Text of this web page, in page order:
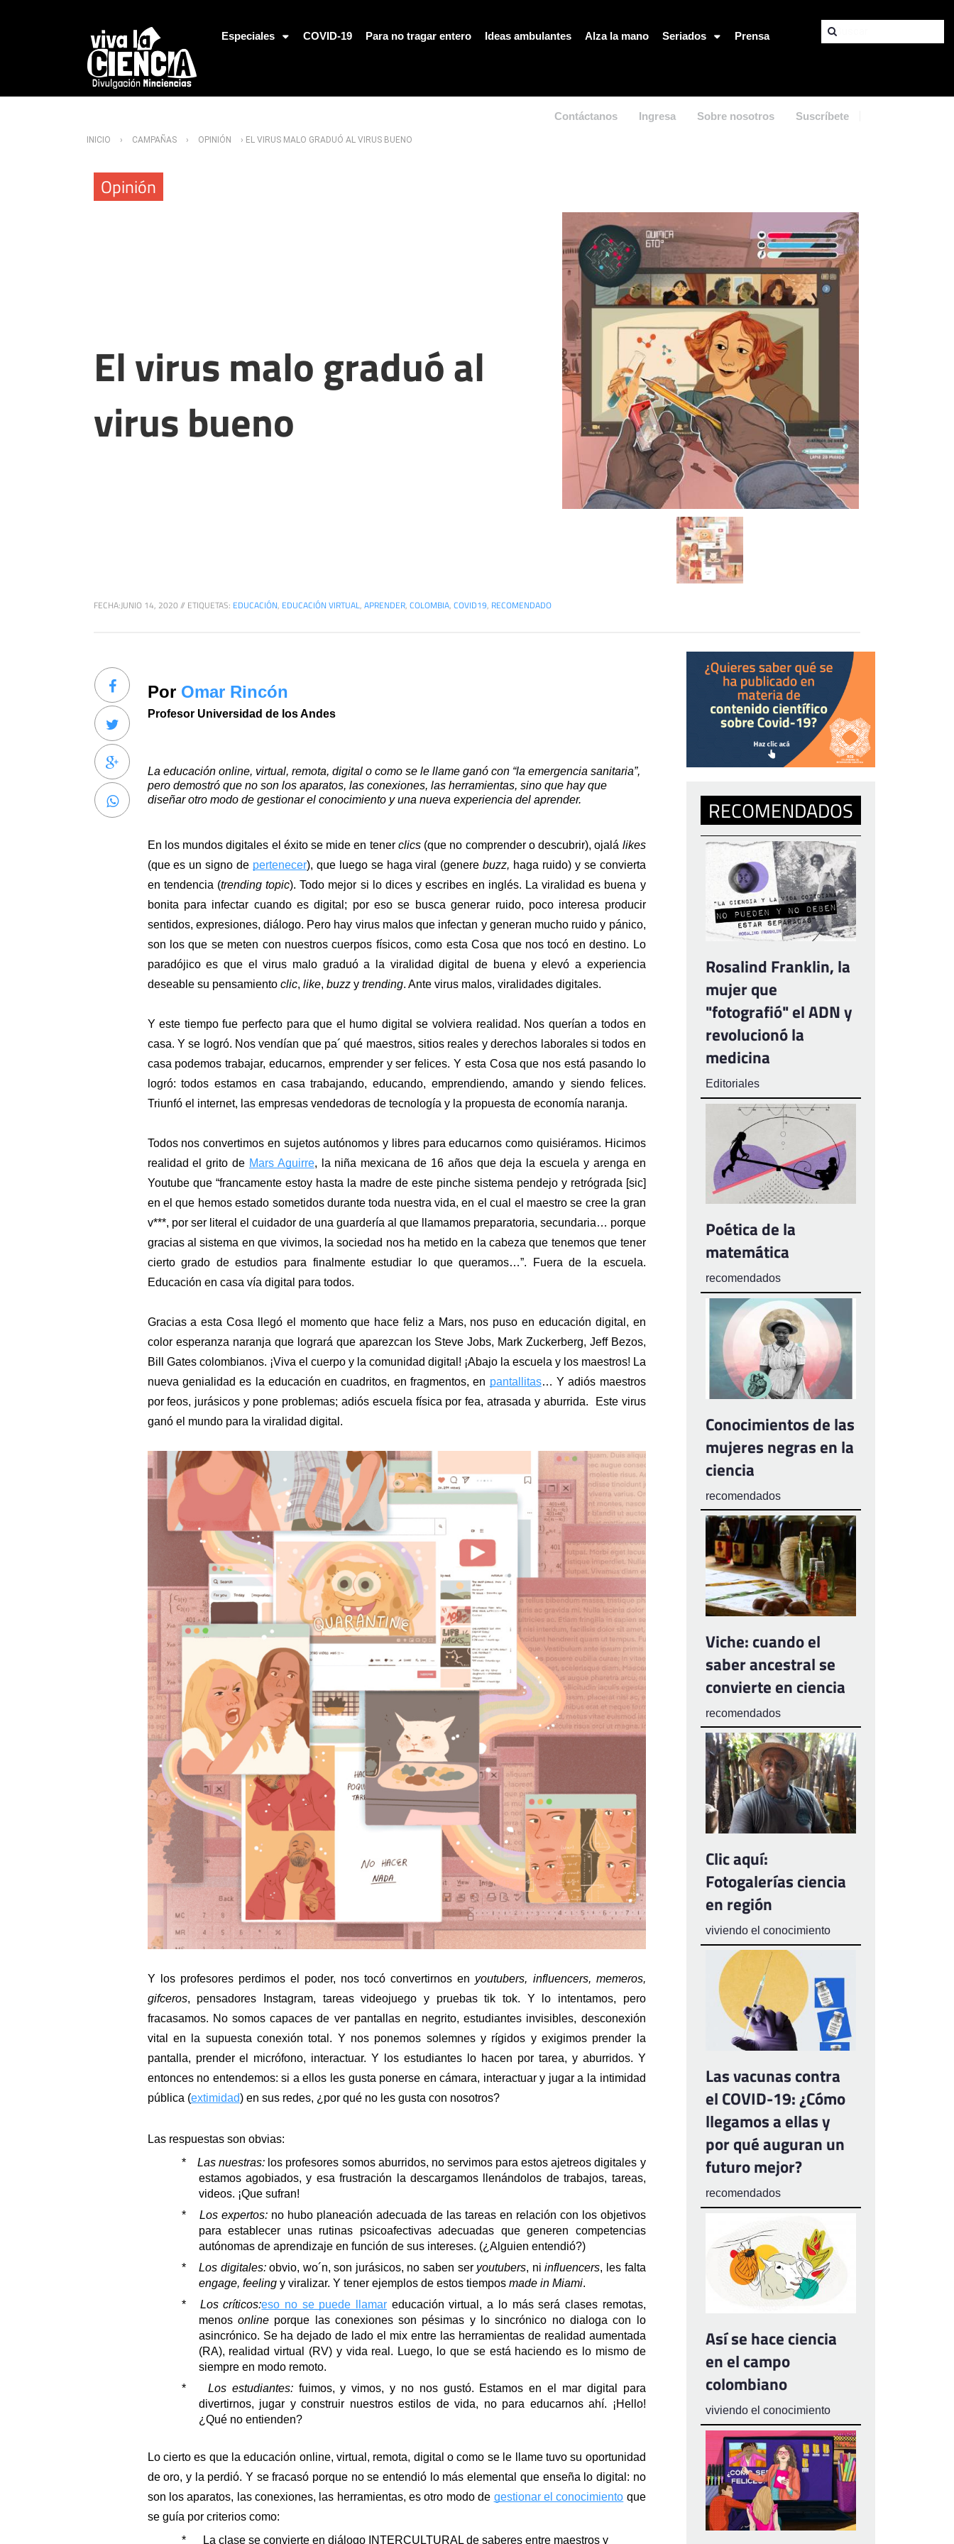
Especiales COVID-19 Para no tragar entero Ideas ambulantes Alza la mano Seriados Prensa
Contáctanos Ingresa Sobre nosotros Suscríbete
Usted está aquí
INICIO › CAMPAÑAS › OPINIÓN › EL VIRUS MALO GRADUÓ AL VIRUS BUENO
Opinión
El virus malo graduó al
virus bueno
FECHA:JUNIO 14, 2020 // ETIQUETAS: EDUCACIÓN, EDUCACIÓN VIRTUAL, APRENDER, COLOMBIA, COVID19, RECOMENDADO
Por Omar Rincón
Profesor Universidad de los Andes
La educación online, virtual, remota, digital o como se le llame ganó con “la emergencia sanitaria”,
pero demostró que no son los aparatos, las conexiones, las herramientas, sino que hay que
diseñar otro modo de gestionar el conocimiento y una nueva experiencia del aprender.
En los mundos digitales el éxito se mide en tener clics (que no comprender o descubrir), ojalá likes
(que es un signo de pertenecer), que luego se haga viral (genere buzz, haga ruido) y se convierta
en tendencia (trending topic). Todo mejor si lo dices y escribes en inglés. La viralidad es buena y
bonita para infectar cuando es digital; por eso se busca generar ruido, poco interesa producir
sentidos, expresiones, diálogo. Pero hay virus malos que infectan y generan mucho ruido y pánico,
son los que se meten con nuestros cuerpos físicos, como esta Cosa que nos tocó en destino. Lo
paradójico es que el virus malo graduó a la viralidad digital de buena y elevó a experiencia
deseable su pensamiento clic, like, buzz y trending. Ante virus malos, viralidades digitales.
Y este tiempo fue perfecto para que el humo digital se volviera realidad. Nos querían a todos en
casa. Y se logró. Nos vendían que pa´ qué maestros, sitios reales y derechos laborales si todos en
casa podemos trabajar, educarnos, emprender y ser felices. Y esta Cosa que nos está pasando lo
logró: todos estamos en casa trabajando, educando, emprendiendo, amando y siendo felices.
Triunfó el internet, las empresas vendedoras de tecnología y la propuesta de economía naranja.
Todos nos convertimos en sujetos autónomos y libres para educarnos como quisiéramos. Hicimos
realidad el grito de Mars Aguirre, la niña mexicana de 16 años que deja la escuela y arenga en
Youtube que “francamente estoy hasta la madre de este pinche sistema pendejo y retrógrada [sic]
en el que hemos estado sometidos durante toda nuestra vida, en el cual el maestro se cree la gran
v***, por ser literal el cuidador de una guardería al que llamamos preparatoria, secundaria… porque
gracias al sistema en que vivimos, la sociedad nos ha metido en la cabeza que tenemos que tener
cierto grado de estudios para finalmente estudiar lo que queramos…”. Fuera de la escuela.
Educación en casa vía digital para todos.
Gracias a esta Cosa llegó el momento que hace feliz a Mars, nos puso en educación digital, en
color esperanza naranja que logrará que aparezcan los Steve Jobs, Mark Zuckerberg, Jeff Bezos,
Bill Gates colombianos. ¡Viva el cuerpo y la comunidad digital! ¡Abajo la escuela y los maestros! La
nueva genialidad es la educación en cuadritos, en fragmentos, en pantallitas… Y adiós maestros
por feos, jurásicos y pone problemas; adiós escuela física por fea, atrasada y aburrida.  Este virus
ganó el mundo para la viralidad digital.
Y los profesores perdimos el poder, nos tocó convertirnos en youtubers, influencers, memeros,
gifceros, pensadores Instagram, tareas videojuego y pruebas tik tok. Y lo intentamos, pero
fracasamos. No somos capaces de ver pantallas en negrito, estudiantes invisibles, desconexión
vital en la supuesta conexión total. Y nos ponemos solemnes y rígidos y exigimos prender la
pantalla, prender el micrófono, interactuar. Y los estudiantes lo hacen por tarea, y aburridos. Y
entonces no entendemos: si a ellos les gusta ponerse en cámara, interactuar y jugar a la intimidad
pública (extimidad) en sus redes, ¿por qué no les gusta con nosotros?
Las respuestas son obvias:
* Las nuestras: los profesores somos aburridos, no servimos para estos ajetreos digitales y
estamos agobiados, y esa frustración la descargamos llenándolos de trabajos, tareas,
videos. ¡Que sufran!
* Los expertos: no hubo planeación adecuada de las tareas en relación con los objetivos
para establecer unas rutinas psicoafectivas adecuadas que generen competencias
autónomas de aprendizaje en función de sus intereses. (¿Alguien entendió?)
* Los digitales: obvio, wo´n, son jurásicos, no saben ser youtubers, ni influencers
engage, feeling y viralizar. Y tener ejemplos de estos tiempos made in Miami.
* Los críticos:eso no se puede llamar educación virtual, a lo más será clases remotas,
menos online porque las conexiones son pésimas y lo sincrónico no dialoga con lo
asincrónico. Se ha dejado de lado el mix entre las herramientas de realidad aumentada
(RA), realidad virtual (RV) y vida real. Luego, lo que se está haciendo es lo mismo de
siempre en modo remoto.
* Los estudiantes: fuimos, y vimos, y no nos gustó. Estamos en el mar digital para
divertirnos, jugar y construir nuestros estilos de vida, no para educarnos ahí. ¡Hello!
¿Qué no entienden?
Lo cierto es que la educación online, virtual, remota, digital o como se le llame tuvo su oportunidad
de oro, y la perdió. Y se fracasó porque no se entendió lo más elemental que enseña lo digital: no
son los aparatos, las conexiones, las herramientas, es otro modo de gestionar el conocimiento que
se guía por criterios como:
*      La clase se convierte en diálogo INTERCULTURAL de saberes entre maestros y
RECOMENDADOS
Rosalind Franklin, la
mujer que
"fotografió" el ADN y
revolucionó la
medicina
Editoriales
Poética de la
matemática
recomendados
Conocimientos de las
mujeres negras en la
ciencia
recomendados
Viche: cuando el
saber ancestral se
convierte en ciencia
recomendados
Clic aquí:
Fotogalerías ciencia
en región
viviendo el conocimiento
Las vacunas contra
el COVID-19: ¿Cómo
llegamos a ellas y
por qué auguran un
futuro mejor?
recomendados
Así se hace ciencia
en el campo
colombiano
viviendo el conocimiento